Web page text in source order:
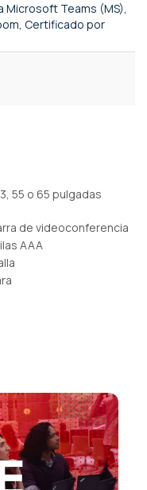
Microsoft Teams (MS),
Certificado por
55 o 65 pulgadas
de videoconferencia
AAA